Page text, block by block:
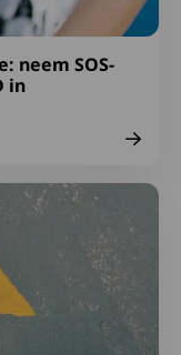
neem SOS-
in
gebruik FA-